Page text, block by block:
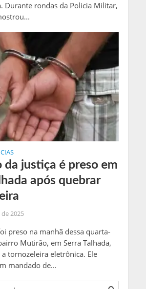
Durante rondas da Policia Militar,
da justiça é preso em
após quebrar
2025
preso na manhã dessa quarta-
Mutirão, em Serra Talhada,
tornozeleira eletrônica. Ele
mandado de...